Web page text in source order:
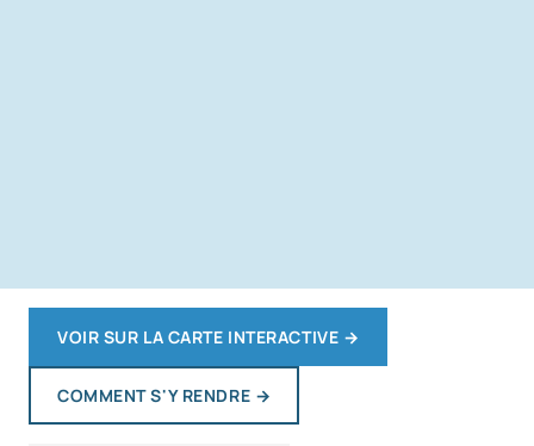
VOIR SUR LA CARTE INTERACTIVE →
COMMENT S'Y RENDRE →